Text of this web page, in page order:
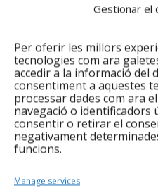
Gestionar el
Per oferir les millors
tecnologies com ara
accedir a la informació del
consentiment a aquestes
processar dades com ara
navegació o identificadors
consentir o retirar el
negativament
funcions.
Manage services
You might also like
La Plaça de
Zumba…
Integramenet!